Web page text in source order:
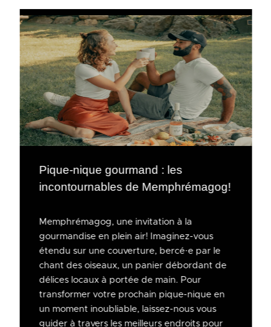
Pique-nique gourmand : les
incontournables de Memphrémagog!
Memphrémagog, une invitation à la
gourmandise en plein air! Imaginez-vous
étendu sur une couverture, bercé·e par le
chant des oiseaux, un panier débordant de
délices locaux à portée de main. Pour
transformer votre prochain pique-nique en
un moment inoubliable, laissez-nous vous
guider à travers les meilleurs endroits pour